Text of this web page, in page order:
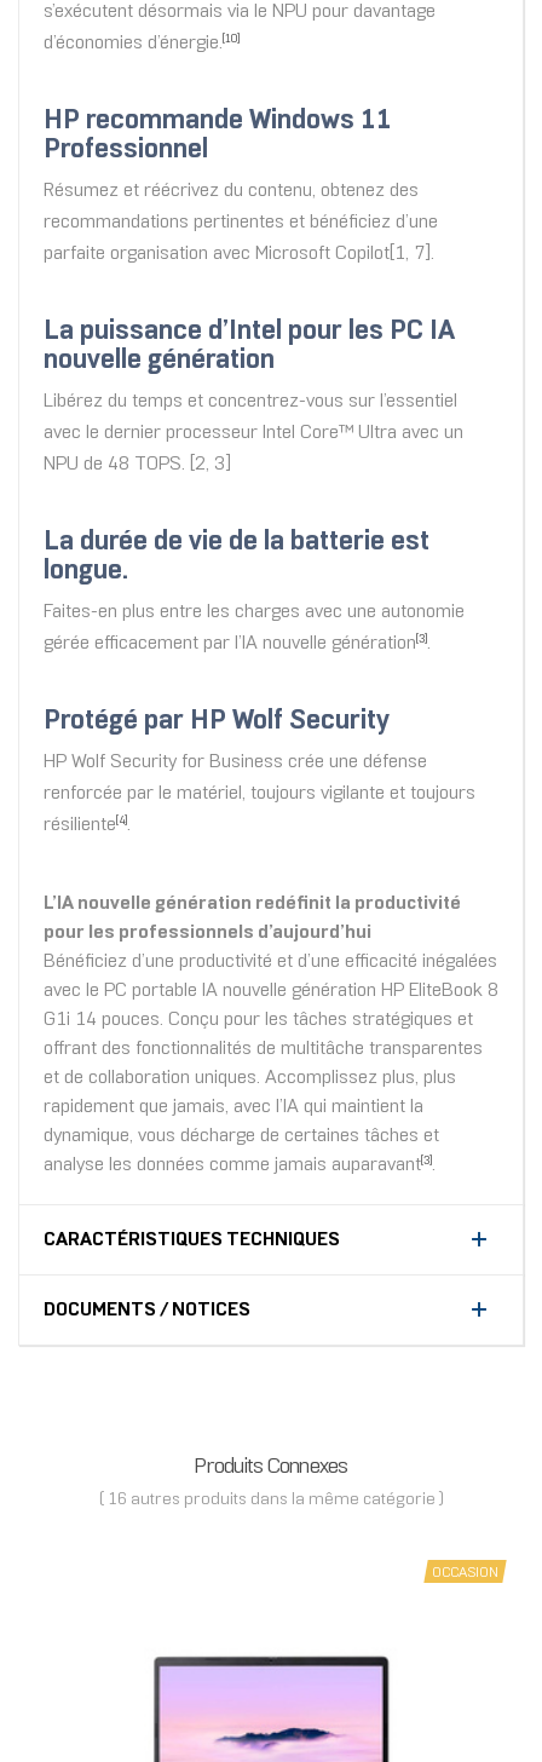
s’exécutent désormais via le NPU pour davantage
d’économies d’énergie.
[10]
HP recommande Windows 11
Professionnel
Résumez et réécrivez du contenu, obtenez des
recommandations pertinentes et bénéficiez d’une
parfaite organisation avec Microsoft Copilot[1, 7].
La puissance d’Intel pour les PC IA
nouvelle génération
Libérez du temps et concentrez-vous sur l’essentiel
avec le dernier processeur Intel Core™ Ultra avec un
NPU de 48 TOPS. [2, 3]
La durée de vie de la batterie est
longue.
Faites-en plus entre les charges avec une autonomie
gérée efficacement par l’IA nouvelle génération [3]
Protégé par HP Wolf Security
HP Wolf Security for Business crée une défense
renforcée par le matériel, toujours vigilante et toujours
résiliente [4]
L’IA nouvelle génération redéfinit la productivité
pour les professionnels d’aujourd’hui
Bénéficiez d’une productivité et d’une efficacité inégalées
avec le PC portable IA nouvelle génération HP EliteBook 8
G1i 14 pouces. Conçu pour les tâches stratégiques et
offrant des fonctionnalités de multitâche transparentes
et de collaboration uniques. Accomplissez plus, plus
rapidement que jamais, avec l’IA qui maintient la
dynamique, vous décharge de certaines tâches et
analyse les données comme jamais auparavant [3]
CARACTÉRISTIQUES TECHNIQUES
DOCUMENTS / NOTICES
Produits Connexes
( 16 autres produits dans la même catégorie )
OCCASION